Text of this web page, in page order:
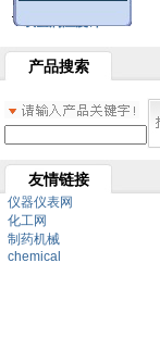
双金属温度计
产品搜索
友情链接
仪器仪表网
化工网
制药机械
chemical